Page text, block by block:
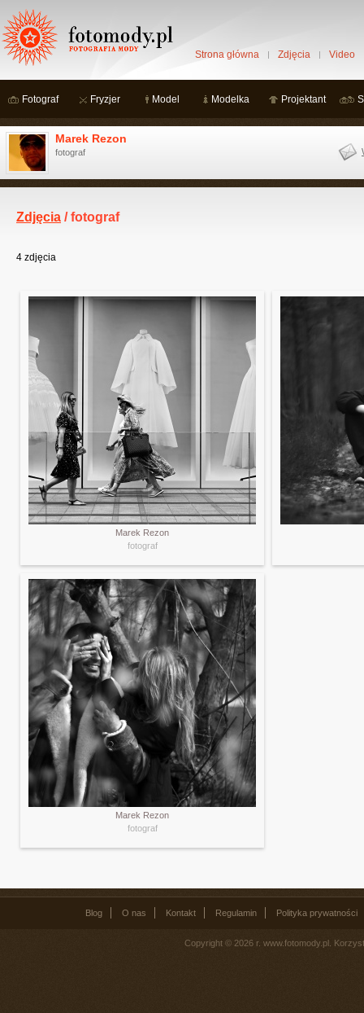
Strona główna Zdjęcia Video
Fotograf Fryzjer Model Modelka Projektant
Marek Rezon
fotograf
Zdjęcia / fotograf
4 zdjęcia
Marek Rezon
fotograf
Marek Rezon
fotograf
Blog O nas Kontakt Regulamin Polityka prywatności
Copyright © 2026 r. www.fotomody.pl.